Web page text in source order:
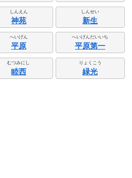
しんえん
神苑
しんせい
新生
へいげん
平原
へいげんだいいち
平原第一
むつみにし
睦西
りょくこう
緑光